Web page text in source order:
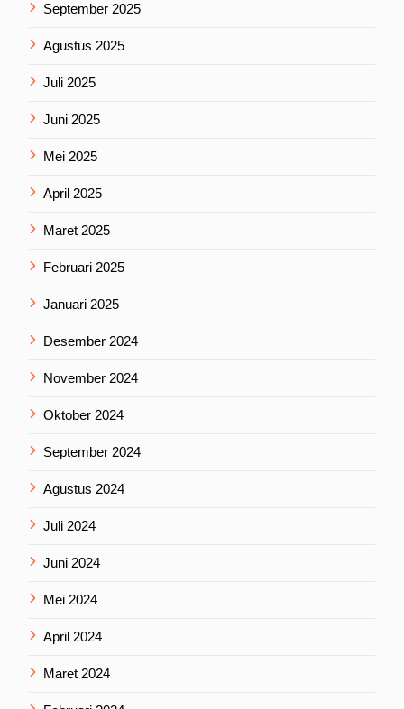
September 2025
Agustus 2025
Juli 2025
Juni 2025
Mei 2025
April 2025
Maret 2025
Februari 2025
Januari 2025
Desember 2024
November 2024
Oktober 2024
September 2024
Agustus 2024
Juli 2024
Juni 2024
Mei 2024
April 2024
Maret 2024